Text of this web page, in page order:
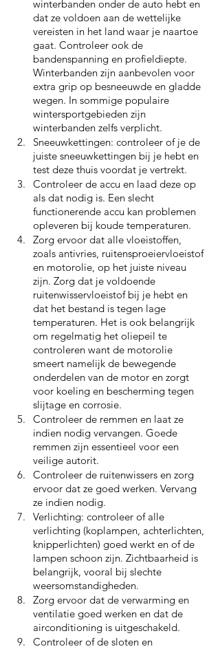
winterbanden onder de auto hebt en
dat ze voldoen aan de wettelijke
vereisten in het land waar je naartoe
gaat. Controleer ook de
bandenspanning en profieldiepte.
Winterbanden zijn aanbevolen voor
extra grip op besneeuwde en gladde
wegen. In sommige populaire
wintersportgebieden zijn
winterbanden zelfs verplicht.
Sneeuwkettingen: controleer of je de
juiste sneeuwkettingen bij je hebt en
test deze thuis voordat je vertrekt.
Controleer de accu en laad deze op
als dat nodig is. Een slecht
functionerende accu kan problemen
opleveren bij koude temperaturen.
Zorg ervoor dat alle vloeistoffen,
zoals antivries, ruitensproeiervloeistof
en motorolie, op het juiste niveau
zijn. Zorg dat je voldoende
ruitenwisservloeistof bij je hebt en
dat het bestand is tegen lage
temperaturen. Het is ook belangrijk
om regelmatig het oliepeil te
controleren want de motorolie
smeert namelijk de bewegende
onderdelen van de motor en zorgt
voor koeling en bescherming tegen
slijtage en corrosie.
Controleer de remmen en laat ze
indien nodig vervangen. Goede
remmen zijn essentieel voor een
veilige autorit.
Controleer de ruitenwissers en zorg
ervoor dat ze goed werken. Vervang
ze indien nodig.
Verlichting: controleer of alle
verlichting (koplampen, achterlichten,
knipperlichten) goed werkt en of de
lampen schoon zijn. Zichtbaarheid is
belangrijk, vooral bij slechte
weersomstandigheden.
Zorg ervoor dat de verwarming en
ventilatie goed werken en dat de
airconditioning is uitgeschakeld.
Controleer of de sloten en